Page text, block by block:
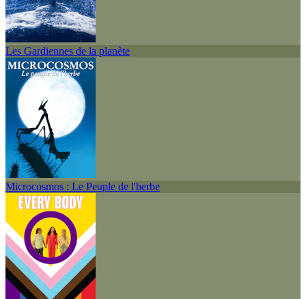
Les Gardiennes de la planète
Microcosmos : Le Peuple de l'herbe